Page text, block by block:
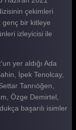
çekimleri
genç bir kitleye
izleyicisi ile
yer aldığı Ada
İpek Tenolcay,
Tanrıöğen,
Özge Demirtel,
başarılı isimler